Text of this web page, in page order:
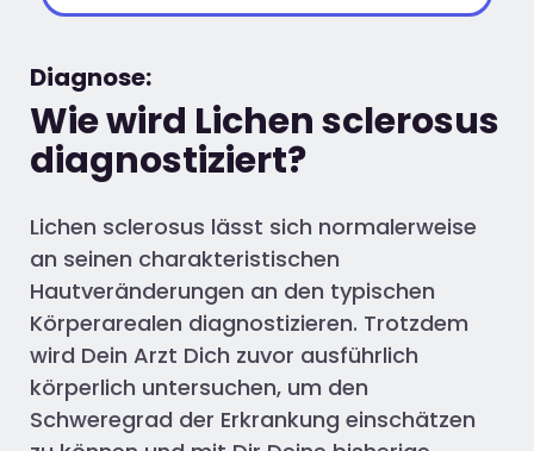
Diagnose:
Wie wird Lichen sclerosus
diagnostiziert?
Lichen sclerosus lässt sich normalerweise
an seinen charakteristischen
Hautveränderungen an den typischen
Körperarealen diagnostizieren. Trotzdem
wird Dein Arzt Dich zuvor ausführlich
körperlich untersuchen, um den
Schweregrad der Erkrankung einschätzen